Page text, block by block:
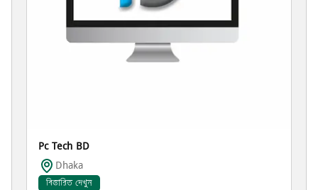
Pc Tech BD
Dhaka
বিস্তারিত দেখুন